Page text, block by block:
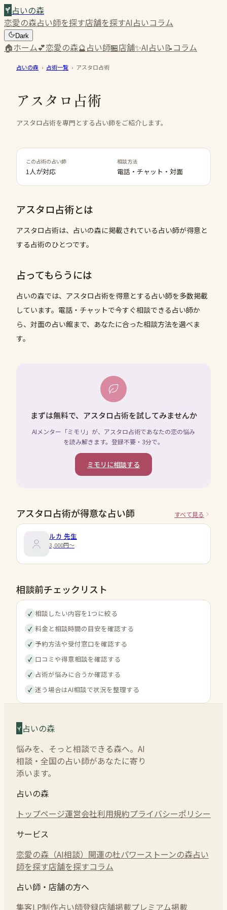
占いの森
恋愛の森占い師を探す店舗を探すAI占いコラム
Dark
🏠ホーム💕恋愛の森🔮占い師🏪店舗✨AI占い📝コラム
占いの森 › 占術一覧 › アスタロ占術
アスタロ占術
アスタロ占術を専門とする占い師をご紹介します。
この占術の占い師
1人が対応
相談方法
電話・チャット・対面
アスタロ占術とは
アスタロ占術は、占いの森に掲載されている占い師が得意と
する占術のひとつです。
占ってもらうには
占いの森では、 アスタロ占術を得意とする占い師を多数掲載
しています。電話・チャットで今すぐ相談できる占い師か
ら、対面の占い館まで、あなたに合った相談方法を選べま
す。
まずは無料で、アスタロ占術を試してみませんか
AIメンター「ミモリ」が、アスタロ占術であなたの恋の悩み
を読み解きます。登録不要・3分で。
ミモリに相談する
アスタロ占術が得意な占い師 すべて見る
ルカ 先生
3,000円〜
相談前チェックリスト
✓ 相談したい内容を1つに絞る
✓ 料金と相談時間の目安を確認する
✓ 予約方法や受付窓口を確認する
✓ 口コミや得意相談を確認する
✓ 占術が悩みに合うか確認する
✓ 迷う場合はAI相談で状況を整理する
占いの森
悩みを、そっと相談できる森へ。AI
相談・全国の占い師があなたに寄り
添います。
占いの森
トップページ運営会社利用規約プライバシーポリシー
サービス
恋愛の森（AI相談） 開運の杜パワーストーンの森占い
師を探す店舗を探すコラム
占い師・店舗の方へ
集客LP制作占い師登録店舗掲載プレミアム掲載